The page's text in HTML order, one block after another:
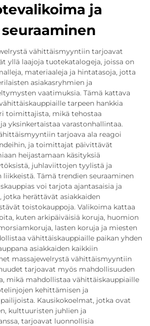
ja
vähittäismyyntiin tarjoavat
yllä laajoja tuotekatalogeja, joissa on
materiaaleja ja hintatasoja, jotta
asiakasryhmien ja
vaatimuksia. Tämä kattava
tarpeen hankkia
toimittajista, mikä tehostaa
yksinkertaistaa varastonhallintaa.
tarjoava ala reagoi
ja toimittajat päivittävät
heijastamaan käsityksiä
juhlaviittojen tyylistä ja
liikkeistä. Tämä trendien seuraaminen
voi tarjota ajantasaisia ja
herättävät asiakkaiden
toistokauppoja. Valikoima kattaa
kuten arkipäiväisiä koruja, huomion
lasten koruja ja miesten
vähittäiskauppiaille paikan yhden
asiakkaiden kaikkiin
massajewelrystä vähittäismyyntiin
tarjoavat myös mahdollisuuden
mikä mahdollistaa vähittäiskauppiaille
kehittämisen ja
Kausikokoelmat, jotka ovat
kulttuuristen juhlien ja
tarjoavat luonnollisia